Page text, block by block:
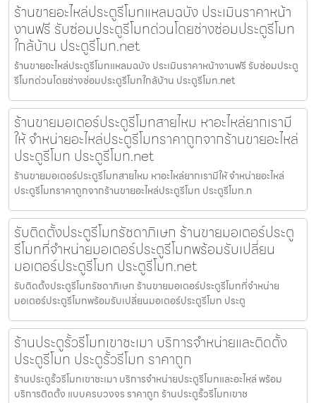
ร้านขายอะไหล่ประตูรีโมทแหลมฉบัง ประเมินราคาหน้า
งานฟรี รับซ่อมประตูรีโมทด่วนโดยช่างซ่อมประตูรีโมท
ใกล้บ้าน ประตูรีโมท.net
ร้านขายอะไหล่ประตูรีโมทแหลมฉบัง ประเมินราคาหน้างานฟรี รับซ่อมประตู
รีโมทด่วนโดยช่างซ่อมประตูรีโมทใกล้บ้าน ประตูรีโมท.net
ร้านขายมอเตอร์ประตูรีโมทสายไหม หาอะไหล่ยากเรามี
ให้ จำหน่ายอะไหล่ประตูรีโมทราคาถูกจากร้านขายอะไหล่
ประตูรีโมท ประตูรีโมท.net
ร้านขายมอเตอร์ประตูรีโมทสายไหม หาอะไหล่ยากเรามีให้ จำหน่ายอะไหล่
ประตูรีโมทราคาถูกจากร้านขายอะไหล่ประตูรีโมท ประตูรีโมท.n
รับติดตั้งประตูรีโมทรัชดาภิเษก ร้านขายมอเตอร์ประตู
รีโมทที่จำหน่ายมอเตอร์ประตูรีโมทพร้อมรับเปลี่ยน
มอเตอร์ประตูรีโมท ประตูรีโมท.net
รับติดตั้งประตูรีโมทรัชดาภิเษก ร้านขายมอเตอร์ประตูรีโมทที่จำหน่าย
มอเตอร์ประตูรีโมทพร้อมรับเปลี่ยนมอเตอร์ประตูรีโมท ประตู
ร้านประตูรั้วรีโมทเขาชะเมา บริการจำหน่ายและติดตั้ง
ประตูรีโมท ประตูรั้วรีโมท ราคาถูก
ร้านประตูรั้วรีโมทเขาชะเมา บริการจำหน่ายประตูรีโมทและอะไหล่ พร้อม
บริการติดตั้ง แบบครบวงจร ราคาถูก ร้านประตูรั้วรีโมทเขาช